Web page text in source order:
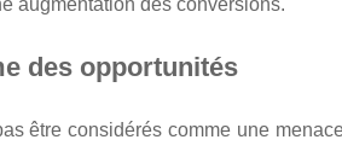
augmentation des conversions.
des opportunités
être considérés comme une